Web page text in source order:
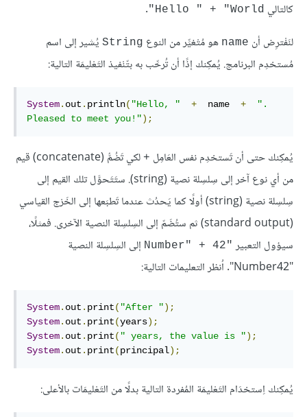
كالتالي Hello " + "World"
.
لنَفْترِض أن name هو مُتْغيِّر من النوع String يُشير إلى اسم
مُستخدِم البرنامج. يُمكِنك إذًا أن تُرحِّب به بتّنْفيذ التَعْليمَة التالية:
System. out . println( "Hello, " +
  name
+
".
Pleased to meet you!");
يُمكِنك حتى أن تَستخدِم نفس العَامِل +
لكي تَضُمُّ (concatenate) قيم
من أي نوع آخر إلى سِلسِلة نصية (string). ستَتَحوَّل تلك القيم إلى
سِلسِلة نصية (string) أولًا كما يَحدُث عندما تَطبَعها إلى الخَرْج القياسي
(standard output) ثم ستُضَمّ إلى السِلسِلة النصية الآخرى. فمثلًا،
سيؤول التعبير "Number" + 42
إلى السِلسِلة النصية
"Number42". اُنظر التعليمات التالية:
System. out . print( "After ");
System. out . print(years);
System. out . print( " years, the value is ");
System. out . print(principal);
يُمكِنك اِستخدَام التَعْليمَة المُفردة التالية بدلًا من التَعْليمَات بالأعلى: